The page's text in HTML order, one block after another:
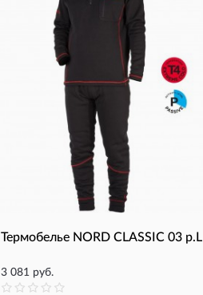
Термобелье NORD CLASSIC 03 р.L
3 081 руб.